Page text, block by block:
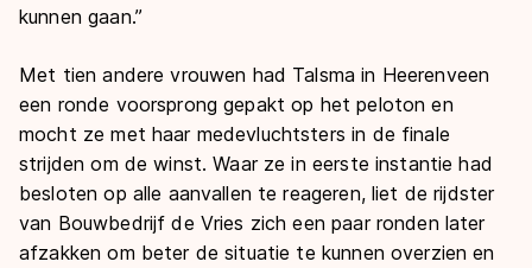
kunnen gaan.”
Met tien andere vrouwen had Talsma in Heerenveen
een ronde voorsprong gepakt op het peloton en
mocht ze met haar medevluchtsters in de finale
strijden om de winst. Waar ze in eerste instantie had
besloten op alle aanvallen te reageren, liet de rijdster
van Bouwbedrijf de Vries zich een paar ronden later
afzakken om beter de situatie te kunnen overzien en